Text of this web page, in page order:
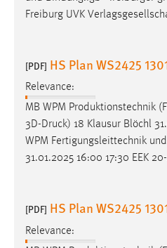
Freiburg UVK
[PDF] HS Plan WS2425
Relevance:
MB WPM Produktionstechnik
3D-Druck) 18 Klausur Blöchl
WPM Fertigungsleittechnik
31.01.2025 16:00 17:30 EEK
[PDF] HS Plan WS2425
Relevance: